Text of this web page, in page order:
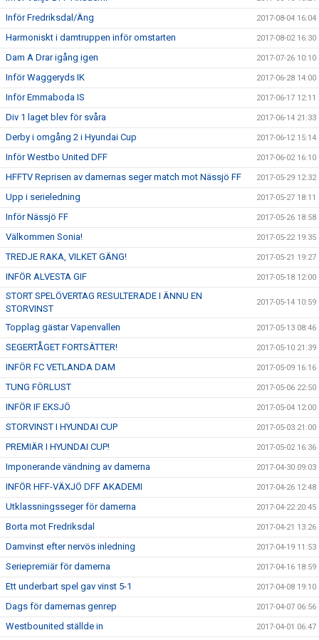
Inför Fredriksdal/Äng 2017-08-04 16:04
Harmoniskt i damtruppen inför omstarten 2017-08-02 16:30
Dam A Drar igång igen 2017-07-26 10:10
Inför Waggeryds IK 2017-06-28 14:00
Inför Emmaboda IS 2017-06-17 12:11
Div 1 laget blev för svåra 2017-06-14 21:33
Derby i omgång 2 i Hyundai Cup 2017-06-12 15:14
Inför Westbo United DFF 2017-06-02 16:10
HFFTV Reprisen av damernas seger match mot Nässjö FF 2017-05-29 12:32
Upp i serieledning 2017-05-27 18:11
Inför Nässjö FF 2017-05-26 18:58
Välkommen Sonia! 2017-05-22 19:35
TREDJE RAKA, VILKET GÄNG! 2017-05-21 19:27
INFÖR ALVESTA GIF 2017-05-18 12:00
STORT SPELÖVERTAG RESULTERADE I ÄNNU EN
STORVINST
2017-05-14 10:59
Topplag gästar Vapenvallen 2017-05-13 08:46
SEGERTÅGET FORTSÄTTER! 2017-05-10 21:39
INFÖR FC VETLANDA DAM 2017-05-09 16:16
TUNG FÖRLUST 2017-05-06 22:50
INFÖR IF EKSJÖ 2017-05-04 12:00
STORVINST I HYUNDAI CUP 2017-05-03 21:00
PREMIÄR I HYUNDAI CUP! 2017-05-02 16:36
Imponerande vändning av damerna 2017-04-30 09:03
INFÖR HFF-VÄXJÖ DFF AKADEMI 2017-04-26 12:48
Utklassningsseger för damerna 2017-04-22 20:45
Borta mot Fredriksdal 2017-04-21 13:26
Damvinst efter nervös inledning 2017-04-19 11:53
Seriepremiär för damerna 2017-04-16 18:59
Ett underbart spel gav vinst 5-1 2017-04-08 19:10
Dags för damernas genrep 2017-04-07 06:56
Westbounited ställde in 2017-04-01 06:47